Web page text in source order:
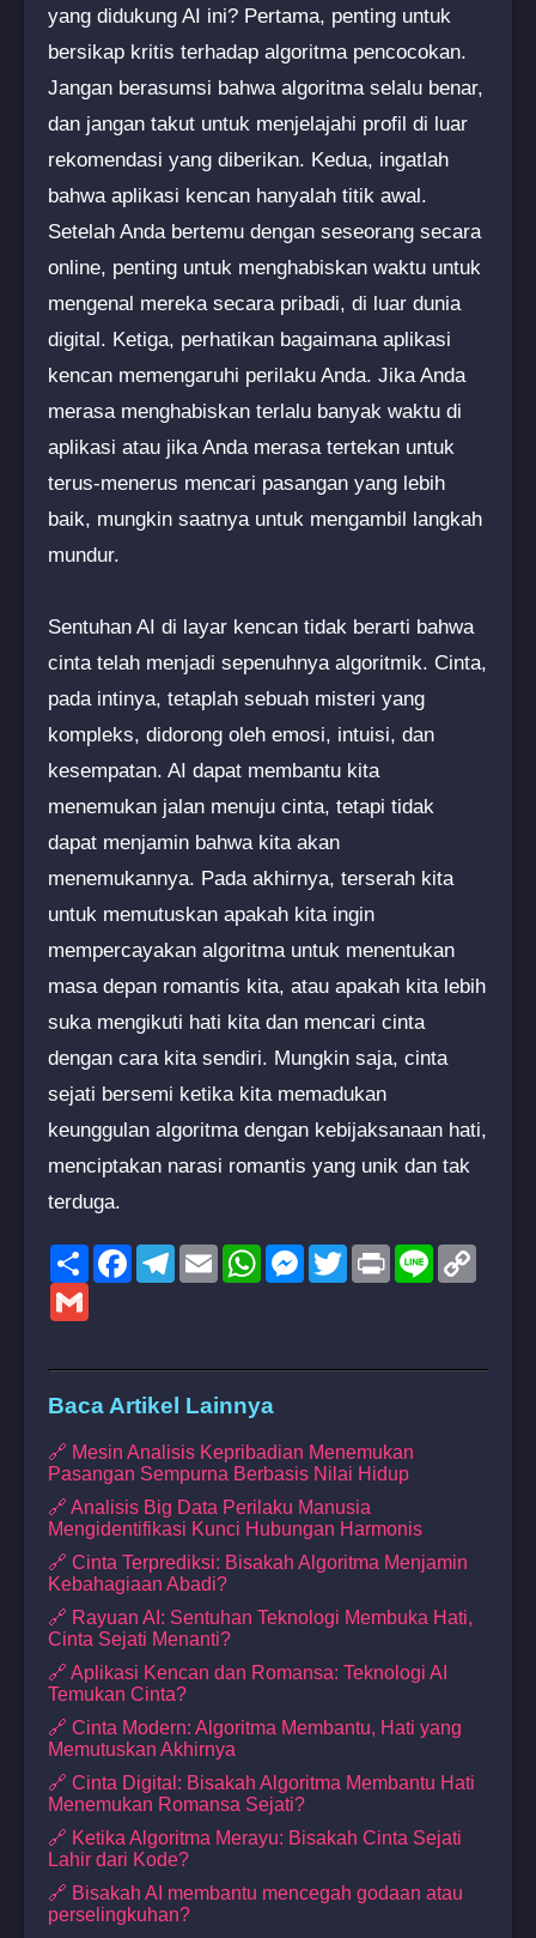
yang didukung AI ini? Pertama, penting untuk
bersikap kritis terhadap algoritma pencocokan.
Jangan berasumsi bahwa algoritma selalu benar,
dan jangan takut untuk menjelajahi profil di luar
rekomendasi yang diberikan. Kedua, ingatlah
bahwa aplikasi kencan hanyalah titik awal.
Setelah Anda bertemu dengan seseorang secara
online, penting untuk menghabiskan waktu untuk
mengenal mereka secara pribadi, di luar dunia
digital. Ketiga, perhatikan bagaimana aplikasi
kencan memengaruhi perilaku Anda. Jika Anda
merasa menghabiskan terlalu banyak waktu di
aplikasi atau jika Anda merasa tertekan untuk
terus-menerus mencari pasangan yang lebih
baik, mungkin saatnya untuk mengambil langkah
mundur.
Sentuhan AI di layar kencan tidak berarti bahwa
cinta telah menjadi sepenuhnya algoritmik. Cinta,
pada intinya, tetaplah sebuah misteri yang
kompleks, didorong oleh emosi, intuisi, dan
kesempatan. AI dapat membantu kita
menemukan jalan menuju cinta, tetapi tidak
dapat menjamin bahwa kita akan
menemukannya. Pada akhirnya, terserah kita
untuk memutuskan apakah kita ingin
mempercayakan algoritma untuk menentukan
masa depan romantis kita, atau apakah kita lebih
suka mengikuti hati kita dan mencari cinta
dengan cara kita sendiri. Mungkin saja, cinta
sejati bersemi ketika kita memadukan
keunggulan algoritma dengan kebijaksanaan hati,
menciptakan narasi romantis yang unik dan tak
terduga.
ShareFacebookTelegram
EmailWhatsAppMessenger
TwitterPrint Line
Baca Artikel Lainnya
🔗 Mesin Analisis Kepribadian Menemukan
Pasangan Sempurna Berbasis Nilai Hidup
🔗 Analisis Big Data Perilaku Manusia
Mengidentifikasi Kunci Hubungan Harmonis
🔗 Cinta Terprediksi: Bisakah Algoritma Menjamin
Kebahagiaan Abadi?
🔗 Rayuan AI: Sentuhan Teknologi Membuka Hati,
Cinta Sejati Menanti?
🔗 Aplikasi Kencan dan Romansa: Teknologi AI
Temukan Cinta?
🔗 Cinta Modern: Algoritma Membantu, Hati yang
Memutuskan Akhirnya
🔗 Cinta Digital: Bisakah Algoritma Membantu Hati
Menemukan Romansa Sejati?
🔗 Ketika Algoritma Merayu: Bisakah Cinta Sejati
Lahir dari Kode?
🔗 Bisakah AI membantu mencegah godaan atau
perselingkuhan?